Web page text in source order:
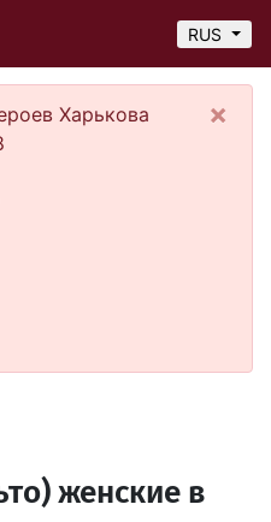
RUS
Харькова
×
женские в